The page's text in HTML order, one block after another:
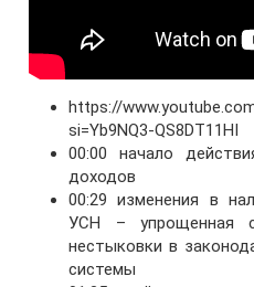
https://
si=Yb9NQ3-QS8DT11HI
00:00 начало
доходов
00:29 изменения в
УСН – упрощенная
нестыковки в
системы